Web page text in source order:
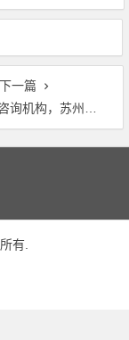
下一篇
心理咨询有没有正规专业一点的
有.